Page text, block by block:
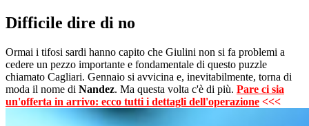
Difficile dire di no
Ormai i tifosi sardi hanno capito che Giulini non si fa problemi a
cedere un pezzo importante e fondamentale di questo puzzle
chiamato Cagliari. Gennaio si avvicina e, inevitabilmente, torna di
moda il nome di Nandez. Ma questa volta c'è di più. Pare ci sia
un'offerta in arrivo: ecco tutti i dettagli dell'operazione <<<